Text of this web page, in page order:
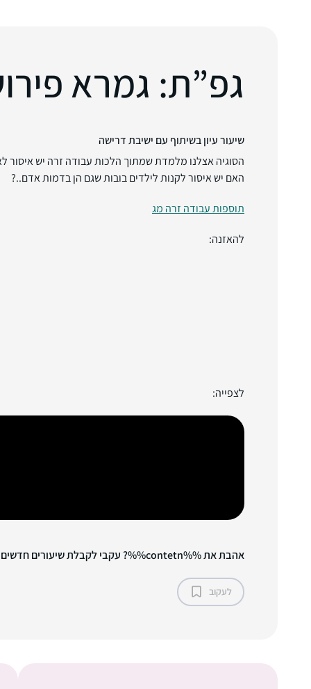
גפ”ת: גמרא
שיעור עיון בשיתוף עם ישיבת דרישה
הסוגיה אצלנו מלמדת שמתוך הלכות עבודה זרה יש איסור
האם יש איסור לקנות לילדים בובות שגם הן בדמות אדם..?
תוספות עבודה זרה מג
להאזנה:
לצפייה:
אהבת את %%contetn%%? עקבי לקבלת שיעורים חדשים!
לעקוב